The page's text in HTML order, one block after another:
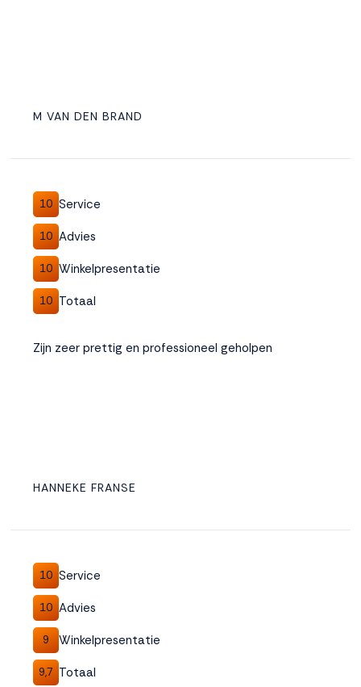
M VAN DEN BRAND
10 Service
10 Advies
10 Winkelpresentatie
10 Totaal
Zijn zeer prettig en professioneel geholpen
HANNEKE FRANSE
10 Service
10 Advies
9 Winkelpresentatie
9,7 Totaal